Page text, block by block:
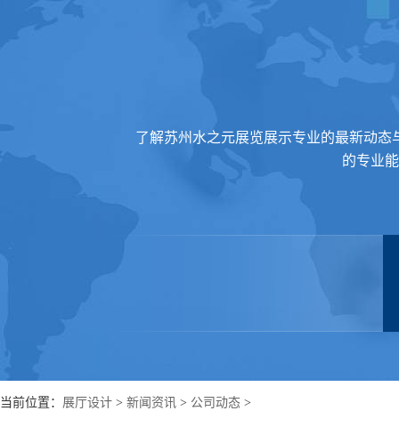
了解苏州水之元展览展示专业的最新动
的专业
当前位置： 展厅设计 > 新闻资讯 > 公司动态 >